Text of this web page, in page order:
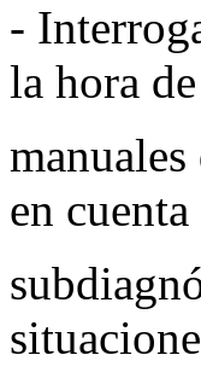
-
la hora
en